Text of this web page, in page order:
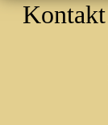
Kontakt